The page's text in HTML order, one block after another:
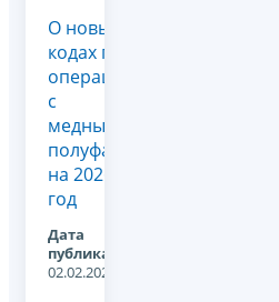
О новых
кодах по
операциям
с
медными
полуфабрикатами
на 2026
год
Дата
публикации:
02.02.2026